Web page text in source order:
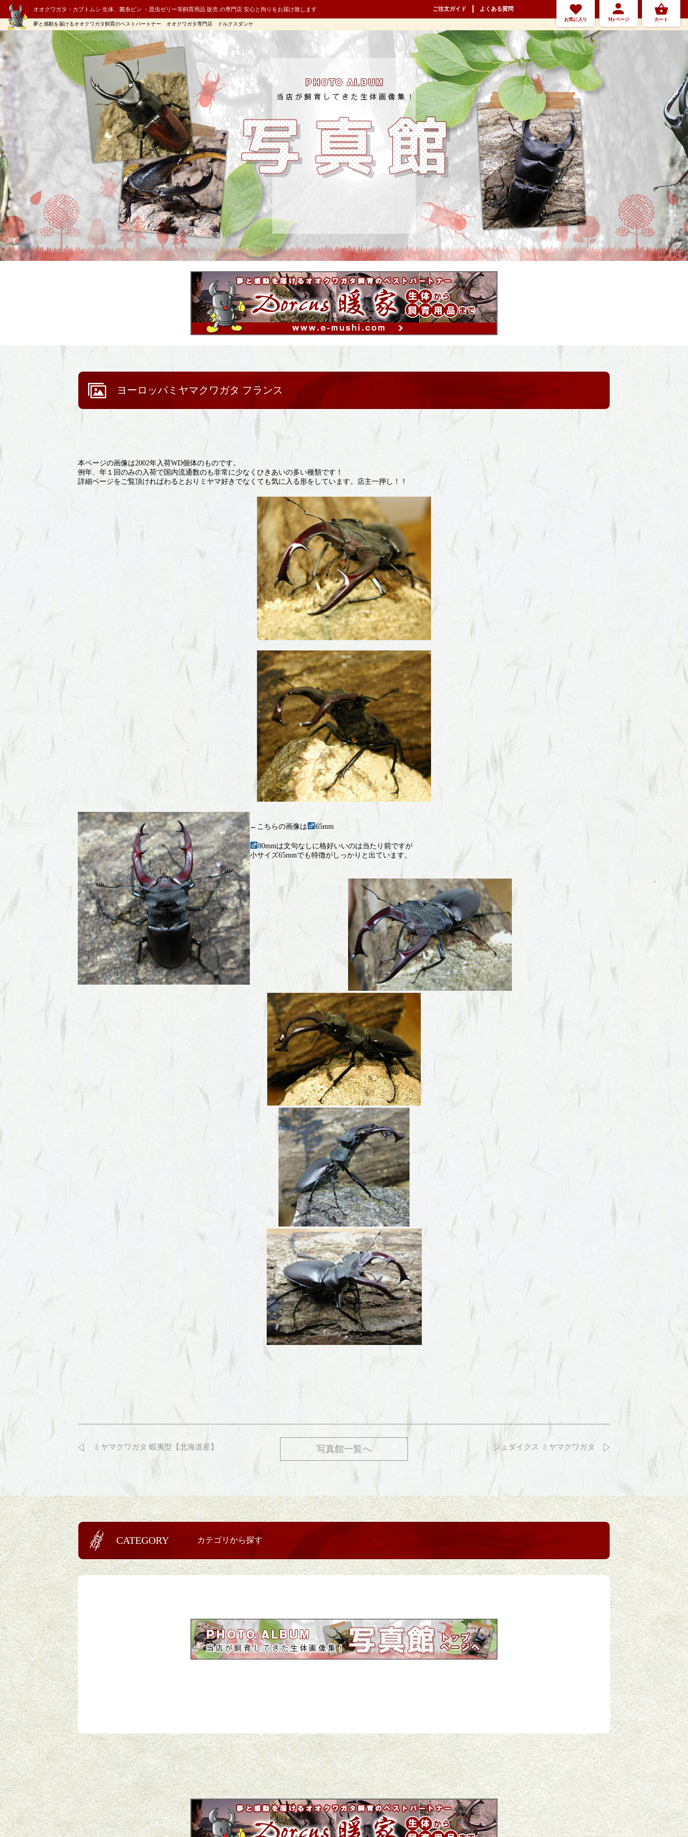
オオクワガタ・カブトムシ 生体、菌糸ビン ・昆虫ゼリー等飼育用品 販売 の専門店 安心と拘りをお届け致します ご注文ガイド よくある質問
夢と感動を届けるオオクワガタ飼育のベストパートナー オオクワガタ専門店 ドルクスダンケ
お気に入り Myページ カート
ヨーロッパミヤマクワガタ フランス
本ページの画像は2002年入荷WD個体のものです。
例年、年１回のみの入荷で国内流通数のも非常に少なくひきあいの多い種類です！
詳細ページをご覧頂ければわるとおりミヤマ好きでなくても気に入る形をしています。店主一押し！！
←こちらの画像は 65mm
80mmは文句なしに格好いいのは当たり前ですが
小サイズ65mmでも特徴がしっかりと出ています。
ミヤマクワガタ 蝦夷型【北海道産】 ジュダイクス ミヤマクワガタ
写真館一覧へ
CATEGORY カテゴリから探す